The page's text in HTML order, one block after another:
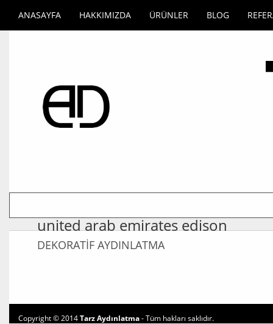
ANASAYFA HAKKIMIZDA ÜRÜNLER BLOG
united arab emirates edison
DEKORATİF AYDINLATMA
Copyright © 2014Tarz Aydınlatma- Tüm hakları saklıdır.